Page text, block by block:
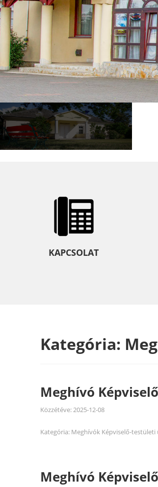
KAPCSOLAT
Kategória:
Meghívó
Közzétéve:2025-12-08
Kategória: Meghívók Képviselő-testületi
Meghívó